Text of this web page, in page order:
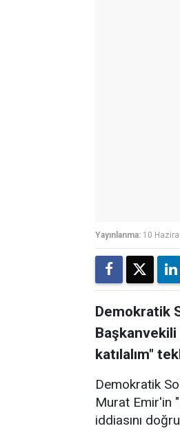
Yayınlanma: 10
Demokratik
Başkanvekili
katılalım"
Demokratik
Murat Emir'in
iddiasını